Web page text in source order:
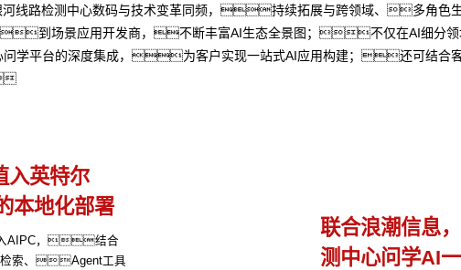
线路检测中心数码与技术变革同频，持续拓展与跨领域、多角色
到场景应用开发商，不断丰富AI生态全景图；不仅在AI细分领
学平台的深度集成，为客户实现一站式AI应用构建；还可结合
入英特尔
地化部署
入AIPC，结合
索、Agent工具
联合浪潮信息
测中心问学AI